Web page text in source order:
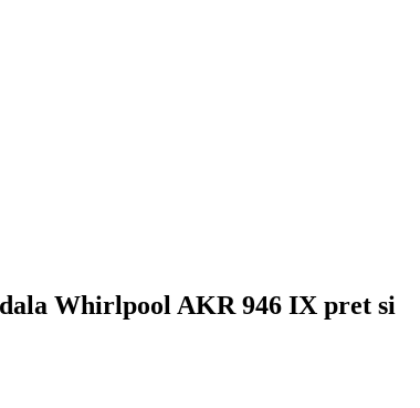
Whirlpool AKR 946 IX pret si